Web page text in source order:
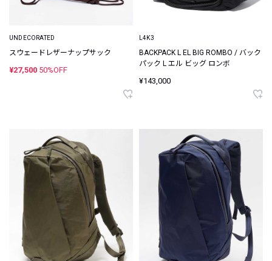
UNDECORATED
スウェードレザーナップサック
¥27,500 50%OFF
L4K3
BACKPACK L EL BIG ROMBO / バック
パック L エル ビッグ ロンボ
¥143,000